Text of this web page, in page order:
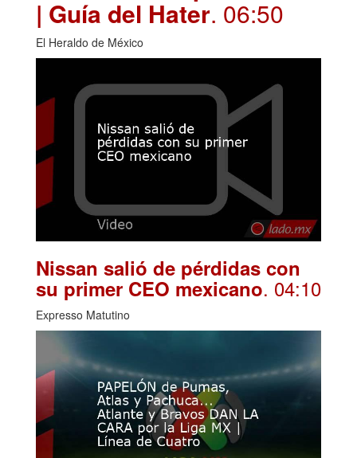
| Guía del Hater. 06:50
El Heraldo de México
Nissan salió de pérdidas con
su primer CEO mexicano. 04:10
Expresso Matutino